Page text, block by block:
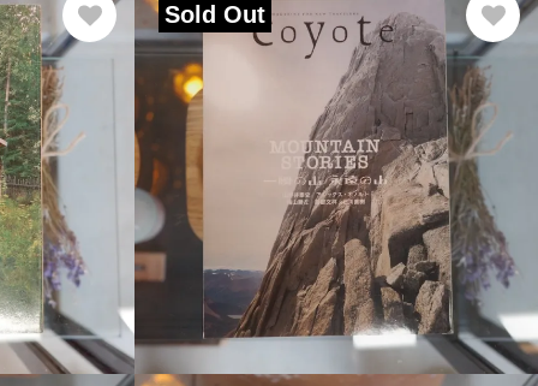
Sold Out